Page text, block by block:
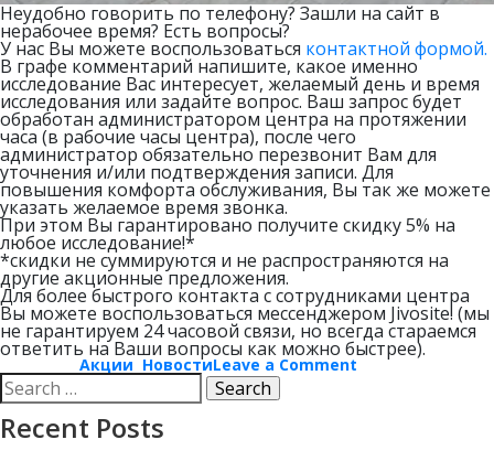
Неудобно говорить по телефону? Зашли на сайт в
нерабочее время? Есть вопросы?
У нас Вы можете воспользоваться контактной формой.
В графе комментарий напишите, какое именно
исследование Вас интересует, желаемый день и время
исследования или задайте вопрос. Ваш запрос будет
обработан администратором центра на протяжении
часа (в рабочие часы центра), после чего
администратор обязательно перезвонит Вам для
уточнения и/или подтверждения записи. Для
повышения комфорта обслуживания, Вы так же можете
указать желаемое время звонка.
При этом Вы гарантировано получите скидку 5% на
любое исследование!*
*скидки не суммируются и не распространяются на
другие акционные предложения.
Для более быстрого контакта с сотрудниками центра
Вы можете воспользоваться мессенджером Jivosite! (мы
не гарантируем 24 часовой связи, но всегда стараемся
ответить на Ваши вопросы как можно быстрее).
Акции НовостиLeave a Comment
Search
for:
Recent Posts